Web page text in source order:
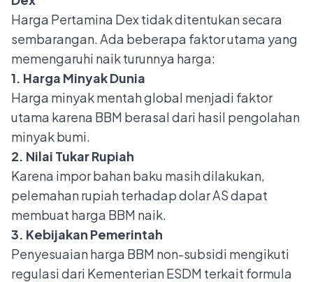
Harga Pertamina Dex tidak ditentukan secara
sembarangan. Ada beberapa faktor utama yang
memengaruhi naik turunnya harga:
1. Harga Minyak Dunia
Harga minyak mentah global menjadi faktor
utama karena BBM berasal dari hasil pengolahan
minyak bumi.
2. Nilai Tukar Rupiah
Karena impor bahan baku masih dilakukan,
pelemahan rupiah terhadap dolar AS dapat
membuat harga BBM naik.
3. Kebijakan Pemerintah
Penyesuaian harga BBM non-subsidi mengikuti
regulasi dari Kementerian ESDM terkait formula